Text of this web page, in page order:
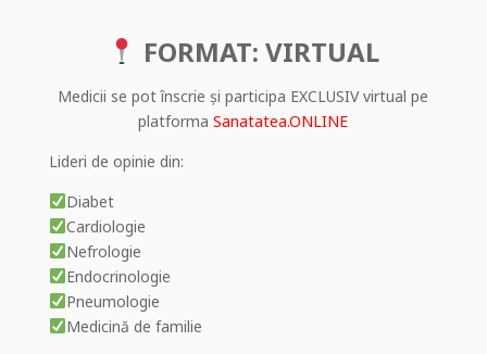
FORMAT: VIRTUAL
Medicii se pot înscrie și participa EXCLUSIV virtual pe
platformaSanatatea.ONLINE
Lideri de opinie din:
Diabet
Cardiologie
Nefrologie
Endocrinologie
Pneumologie
Medicină de familie